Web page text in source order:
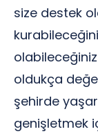
size destek
oldukça
şehirde
genişletmek